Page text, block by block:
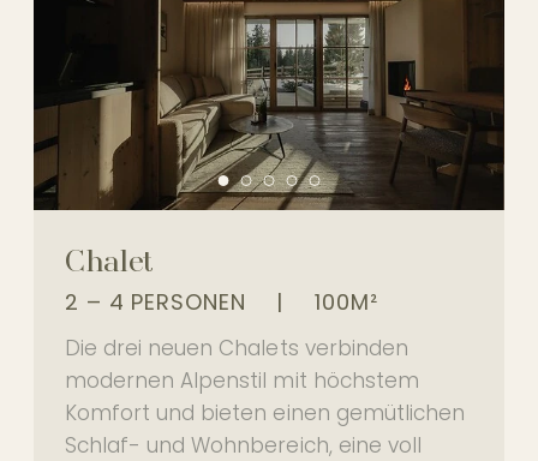
Chalet
2 – 4 PERSONEN | 100M²
Die drei neuen Chalets verbinden
modernen Alpenstil mit höchstem
Komfort und bieten einen gemütlichen
Schlaf- und Wohnbereich, eine voll